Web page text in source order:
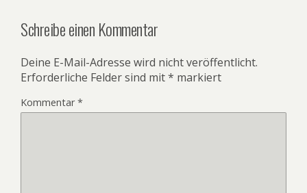
Schreibe einen Kommentar
Deine E-Mail-Adresse wird nicht veröffentlicht.
Erforderliche Felder sind mit* markiert
Kommentar*